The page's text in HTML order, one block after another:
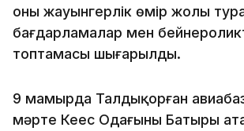
оның жауынгерлік өмір жолы
бағдарламалар мен
топтамасы шығарылды.
9 мамырда Талдықорған
мәрте Кеңес Одағының Батыры